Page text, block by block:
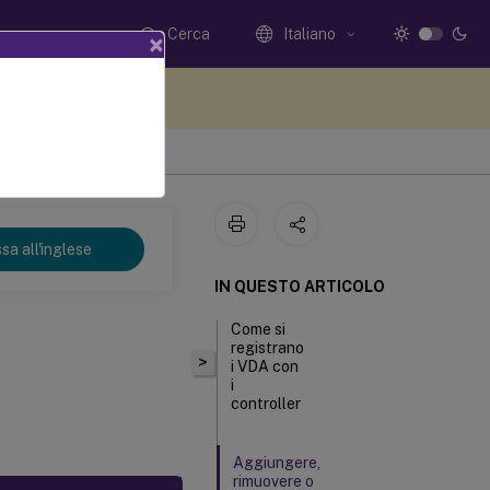
Cerca Italiano
all'inglese
>
IN QUESTO ARTICOLO
Come si
registrano
i VDA con
i
controller
Aggiungere,
rimuovere o
×